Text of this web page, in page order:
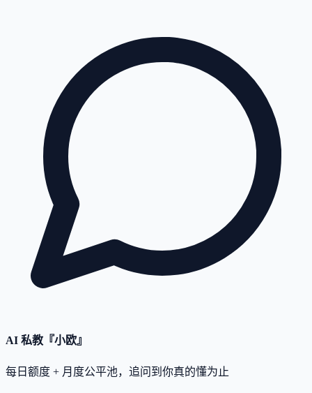
AI 私教『小欧』
每日额度 + 月度公平池，追问到你真的懂为止